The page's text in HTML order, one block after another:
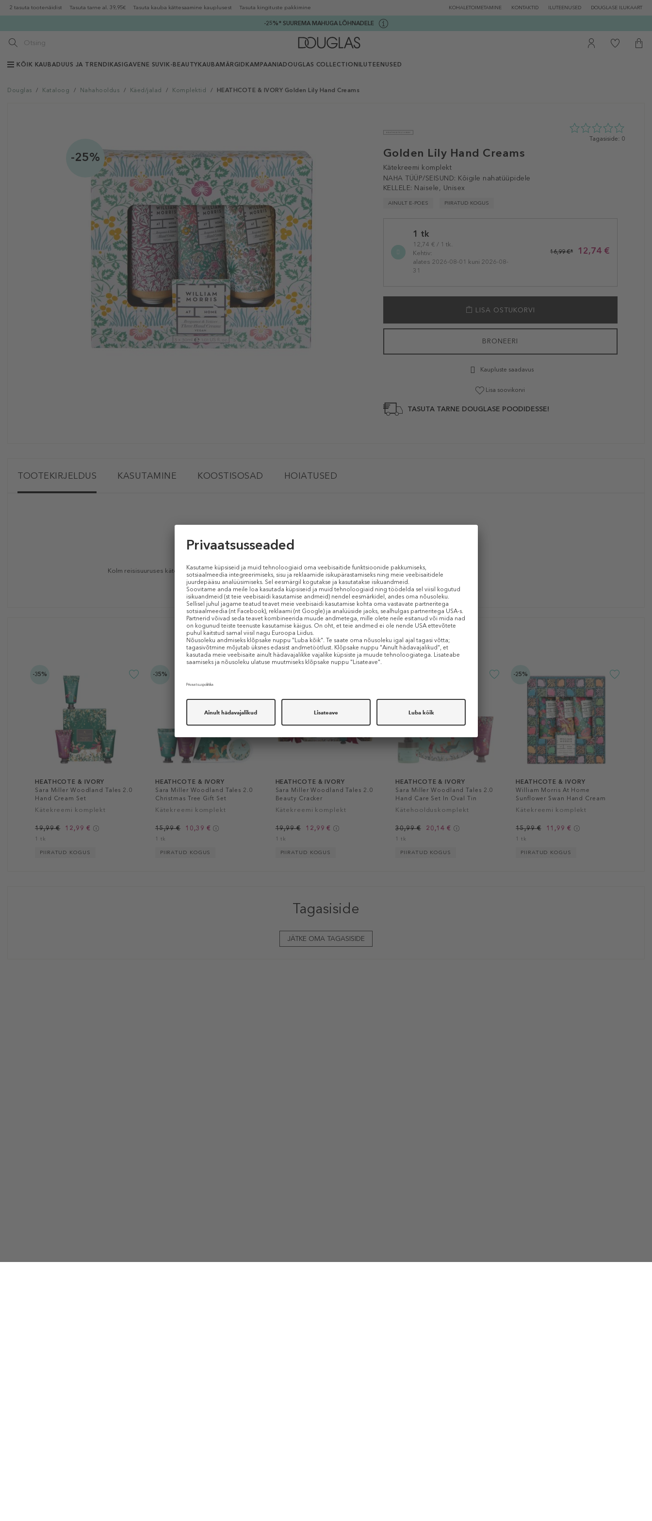
2 tasuta tootenäidist Tasuta tarne al. 39,95€ Tasuta kauba kättesaamine kauplusest Tasuta kingituste pakkimine KOHALETOIMETAMINE KONTAKTID ILUTEENUSED DOUGLASE ILUKAART
-25%* SUUREMA MAHUGA LÕHNADELE
KÕIK KAUBADUUS JA TRENDIKAS IGAVENE SUVI K-BEAUTY KAUBAMÄRGID KAMPAANIADOUGLAS COLLECTION ILUTEENUSED
Douglas / Kataloog / Nahahooldus / Käed/jalad / Komplektid / HEATHCOTE & IVORY Golden Lily Hand Creams
-25% Golden Lily Hand Creams
Kätekreemi komplekt
NAHA TÜÜP/SEISUND: Kõigile nahatüüpidele
KELLELE: Naisele, Unisex
AINULT E-POES PIIRATUD KOGUS
0
Tagasiside: 0
variation1 tk
12,74 € / 1 tk.
Kehtiv:
alates 2026-08-01 kuni 2026-08-
31
12,74 €
16,99 €*
LISA OSTUKORVI
BRONEERI
Kaupluste saadavus
Lisa soovikorvi
TASUTA TARNE DOUGLASE POODIDESSE!
TOOTEKIRJELDUS KASUTAMINE KOOSTISOSAD HOIATUSED
Kolm reisisuuruses kätekreemi – igaüks erilise ja nauditava aroomiga. 3x30 ml
Sarnased tooted
-35%
HEATHCOTE & IVORY
Sara Miller Woodland Tales 2.0
Hand Cream Set
Kätekreemi komplekt
19,99 € 12,99 €
1 tk
PIIRATUD KOGUS
-35%
HEATHCOTE & IVORY
Sara Miller Woodland Tales 2.0
Christmas Tree Gift Set
Kätekreemi komplekt
15,99 € 10,39 €
1 tk
PIIRATUD KOGUS
HEATHCOTE & IVORY
Sara Miller Woodland Tales 2.0
Beauty Cracker
Kätekreemi komplekt
19,99 € 12,99 €
1 tk
PIIRATUD KOGUS
HEATHCOTE & IVORY
Sara Miller Woodland Tales 2.0
Hand Care Set In Oval Tin
Kätehoolduskomplekt
30,99 € 20,14 €
1 tk
PIIRATUD KOGUS
-25%
HEATHCOTE & IVORY
William Morris At Home
Sunflower Swan Hand Cream
Trio Set
Kätekreemi komplekt
15,99 € 11,99 €
1 tk
PIIRATUD KOGUS
Tagasiside
JÄTKE OMA TAGASISIDE